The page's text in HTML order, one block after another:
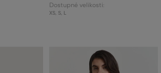
Dostupné velikosti:
XS, S, L